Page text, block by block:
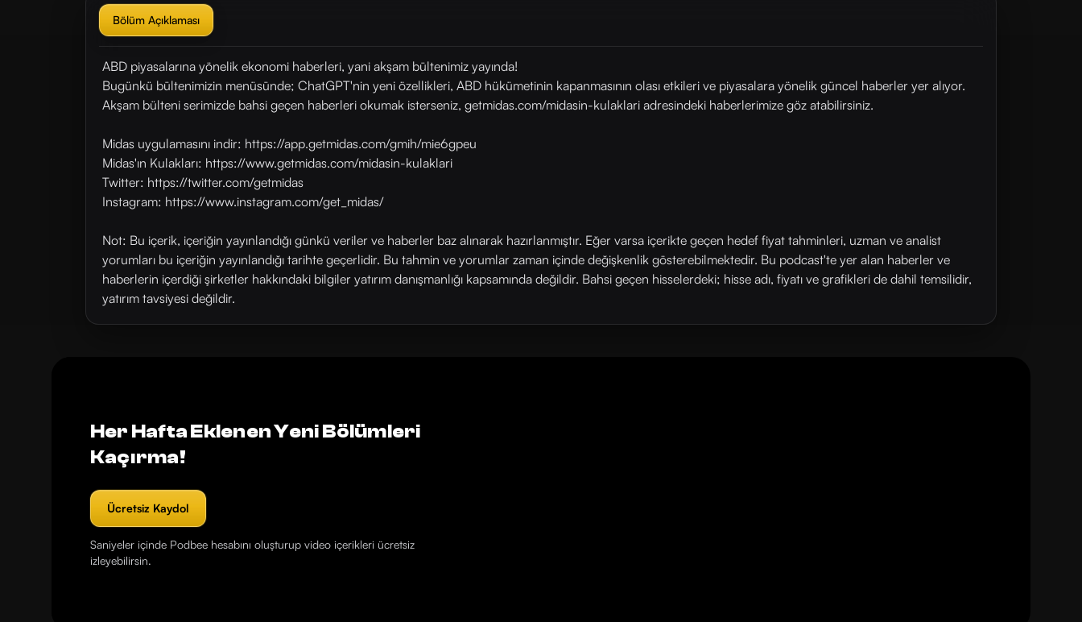
Bölüm Açıklaması
ABD piyasalarına yönelik ekonomi haberleri, yani akşam bültenimiz yayında!
Bugünkü bültenimizin menüsünde; ChatGPT'nin yeni özellikleri, ABD hükümetinin kapanmasının olası etkileri ve piyasalara yönelik güncel haberler yer alıyor.
Akşam bülteni serimizde bahsi geçen haberleri okumak isterseniz, getmidas.com/midasin-kulaklari adresindeki haberlerimize göz atabilirsiniz.
Midas uygulamasını indir: https://app.getmidas.com/gmih/mie6gpeu
Midas'ın Kulakları: https://www.getmidas.com/midasin-kulaklari
Twitter: https://twitter.com/getmidas
Instagram: https://www.instagram.com/get_midas/
Not: Bu içerik, içeriğin yayınlandığı günkü veriler ve haberler baz alınarak hazırlanmıştır. Eğer varsa içerikte geçen hedef fiyat tahminleri, uzman ve analist
yorumları bu içeriğin yayınlandığı tarihte geçerlidir. Bu tahmin ve yorumlar zaman içinde değişkenlik gösterebilmektedir. Bu podcast'te yer alan haberler ve
haberlerin içerdiği şirketler hakkındaki bilgiler yatırım danışmanlığı kapsamında değildir. Bahsi geçen hisselerdeki; hisse adı, fiyatı ve grafikleri de dahil temsilidir,
yatırım tavsiyesi değildir.
Her Hafta Eklenen Yeni Bölümleri
Kaçırma!
Ücretsiz Kaydol
Saniyeler içinde Podbee hesabını oluşturup video içerikleri ücretsiz
izleyebilirsin.